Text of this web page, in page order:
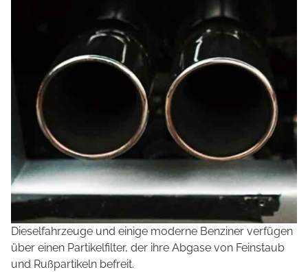
Dieselfahrzeuge und einige moderne Benziner verfügen
über einen Partikelfilter, der ihre Abgase von Feinstaub
und Rußpartikeln befreit.